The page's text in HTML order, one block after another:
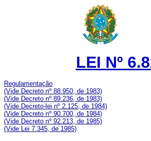
LEI Nº
Regulamentação
(Vide Decreto nº 88.950, de 1983)
(Vide Decreto nº 89.236, de 1983)
(Vide Decreto-lei nº 2.125, de 1984)
(Vide Decreto nº 90.700, de 1984)
(Vide Decreto nº 92.213, de 1985)
(Vide Lei 7.345, de 1985)